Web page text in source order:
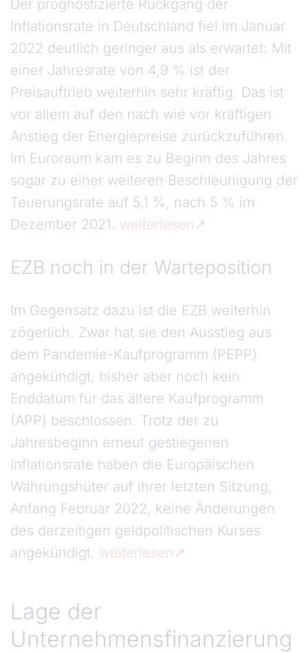
Der prognostizierte Rückgang der
Inflationsrate in Deutschland fiel im Januar
2022 deutlich geringer aus als erwartet: Mit
einer Jahresrate von 4,9 % ist der
Preisauftrieb weiterhin sehr kräftig. Das ist
vor allem auf den nach wie vor kräftigen
Anstieg der Energiepreise zurückzuführen.
Im Euroraum kam es zu Beginn des Jahres
sogar zu einer weiteren Beschleunigung der
Teuerungsrate auf 5,1 %, nach 5 % im
Dezember 2021. weiterlesen
EZB noch in der Warteposition
Im Gegensatz dazu ist die EZB weiterhin
zögerlich. Zwar hat sie den Ausstieg aus
dem Pandemie-Kaufprogramm (PEPP)
angekündigt, bisher aber noch kein
Enddatum für das ältere Kaufprogramm
(APP) beschlossen. Trotz der zu
Jahresbeginn erneut gestiegenen
Inflationsrate haben die Europäischen
Währungshüter auf ihrer letzten Sitzung,
Anfang Februar 2022, keine Änderungen
des derzeitigen geldpolitischen Kurses
angekündigt. weiterlesen
Lage der
Unternehmensfinanzierung